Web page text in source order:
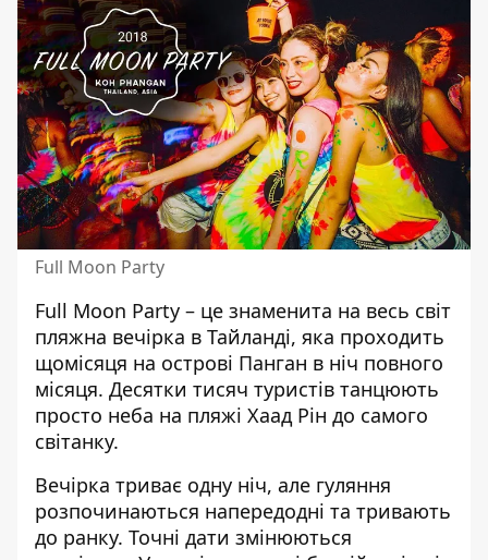
Full Moon Party
Full Moon Party – це знаменита на весь світ
пляжна вечірка в Тайланді, яка проходить
щомісяця на острові Панган в ніч повного
місяця. Десятки тисяч туристів танцюють
просто неба на пляжі Хаад Рін до самого
світанку.
Вечірка триває одну ніч, але гуляння
розпочинаються напередодні та тривають
до ранку. Точні дати змінюються